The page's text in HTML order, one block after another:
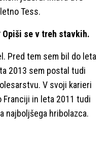
Tess.
Opiši se v treh stavkih.
Pred tem sem bil do leta
2013 sem postal tudi
V svoji karieri
in leta 2011 tudi
najboljšega hribolazca.